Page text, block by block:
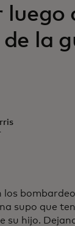
luego
la
los
supo que
su hijo.